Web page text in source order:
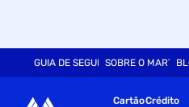
GUIA DE SEGURANÇASOBRE O MARTINS
CartãoCrédito